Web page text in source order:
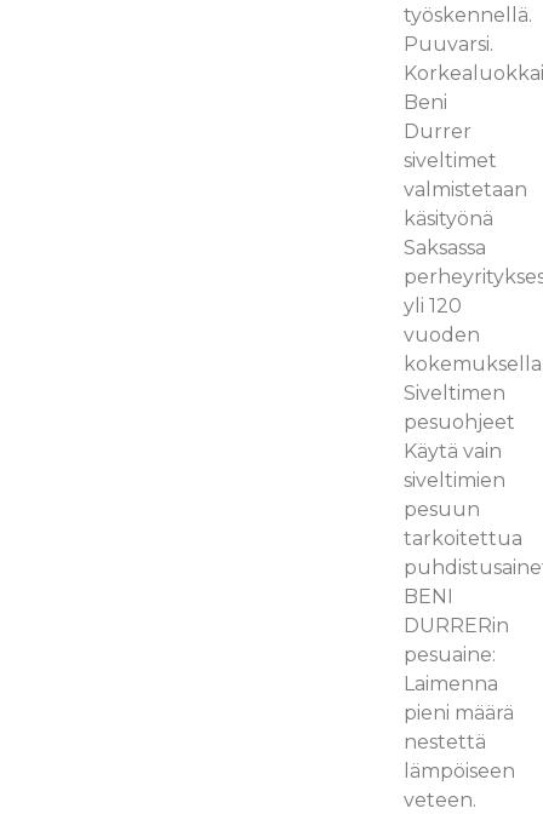
työskennellä.
Puuvarsi.
Beni
Durrer
siveltimet
valmistetaan
käsityönä
Saksassa
yli 120
vuoden
Siveltimen
pesuohjeet
Käytä vain
siveltimien
pesuun
tarkoitettua
BENI
DURRERin
pesuaine:
Laimenna
pieni määrä
nestettä
lämpöiseen
veteen.